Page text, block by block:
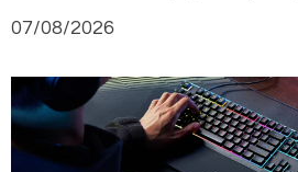
v
i
ế
07/08/2026